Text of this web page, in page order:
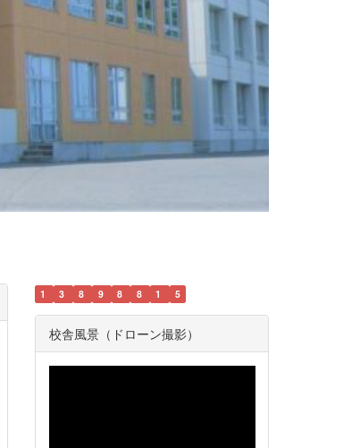
1 3 8 9 8 8 1 5
校舎風景（ドローン撮影）